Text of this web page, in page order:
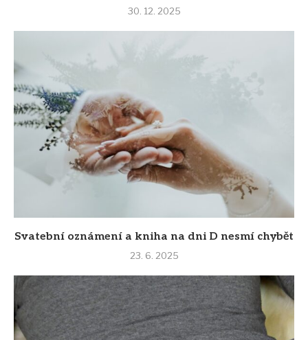
30. 12. 2025
Svatební oznámení a kniha na dni D nesmí chybět
23. 6. 2025